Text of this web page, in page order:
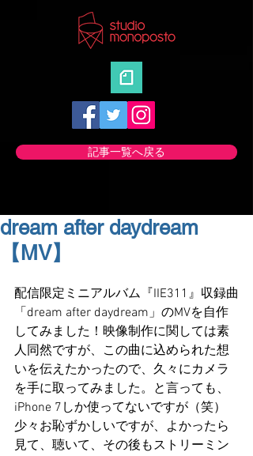
記事一覧へ戻る
dream after daydream
【MV】
配信限定ミニアルバム『IIE311』収録曲
「dream after daydream」のMVを自作
してみました！映像制作に関しては素
人同然ですが、この曲に込められた想
いを伝えたかったので、久々にカメラ
を手に取ってみました。と言っても、
iPhone 7しか使ってないですが（笑）
少々お恥ずかしいですが、よかったら
見て、聴いて、その後もストリーミン